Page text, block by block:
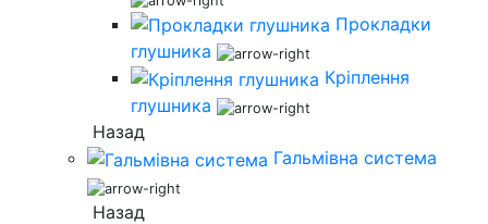
Прокладки
глушника
Кріплення
глушника
Назад
Гальмівна система
Назад